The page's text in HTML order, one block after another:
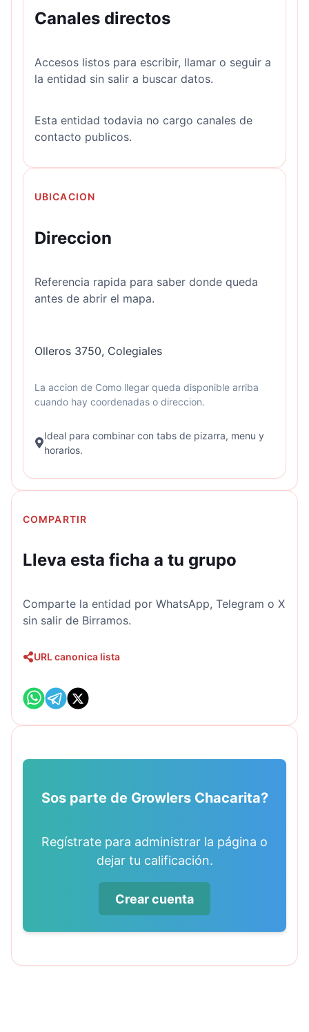
Canales directos
Accesos listos para escribir, llamar o seguir a
la entidad sin salir a buscar datos.
Esta entidad todavia no cargo canales de
contacto publicos.
UBICACION
Direccion
Referencia rapida para saber donde queda
antes de abrir el mapa.
Olleros 3750, Colegiales
La accion de Como llegar queda disponible arriba
cuando hay coordenadas o direccion.
Ideal para combinar con tabs de pizarra, menu y
horarios.
COMPARTIR
Lleva esta ficha a tu grupo
Comparte la entidad por WhatsApp, Telegram o X
sin salir de Birramos.
URL canonica lista
Sos parte de Growlers Chacarita?
Regístrate para administrar la página o
dejar tu calificación.
Crear cuenta